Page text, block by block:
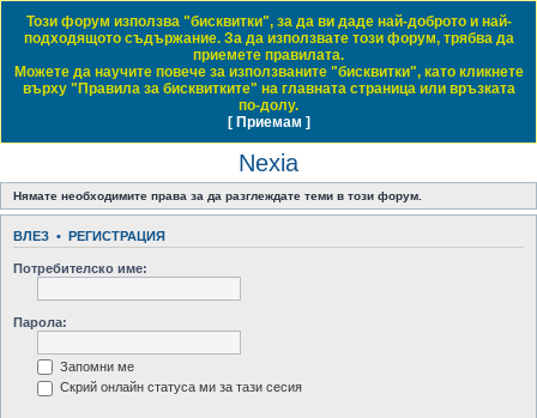
Daewoo & Chevrolet Club Bulgaria
ЧЗВ Правила на форума Влез
Регистрация
Начало форум Small Family Cars / Малки семейни автомобили Nexia
с
е
Виж активните теми
Nexia
Нямате необходимите права за да разглеждате теми в този форум.
ВЛЕЗ • РЕГИСТРАЦИЯ
Потребителско име:
Парола:
Запомни ме
Скрий онлайн статуса ми за тази сесия
Този форум използва "бисквитки", за да ви даде най-доброто и най-
подходящото съдържание. За да използвате този форум, трябва да
приемете правилата.
Можете да научите повече за използваните "бисквитки", като кликнете
върху "Правила за бисквитките" на главната страница или връзката
по-долу.
[ Приемам ]